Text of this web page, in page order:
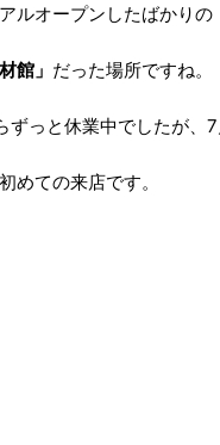
ルオープンしたばかりの
館」 だった場所ですね。
っと休業中でしたが、
めての来店です。